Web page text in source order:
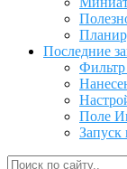
Последние
Поле
Запуск